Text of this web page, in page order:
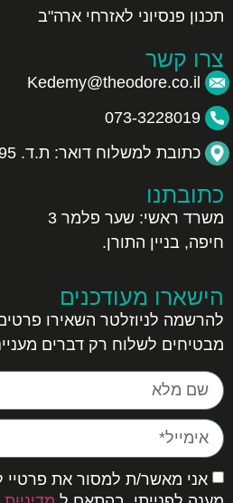
תכנון פנסיוני לאזרחי ארה"ב
צרו קשר
Kedemy@theodore.co.il
073-3228019
כתובת למשלוח דואר: ת.ד. 495 גבעת אלה 3657000.
כתובתנו
משרד ראשי: שער פלמר 3
חיפה, בניין התורן.
הישארו מעודכנים
להרשמה לניוזלטר השאירו
מבטיחים לשלוח רק דברים
אני מאשר/ת למסור את פרטיי